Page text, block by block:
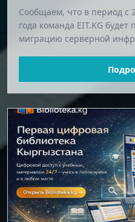
Сообщаем, что в период с
года команда EIT.KG
миграцию серверной